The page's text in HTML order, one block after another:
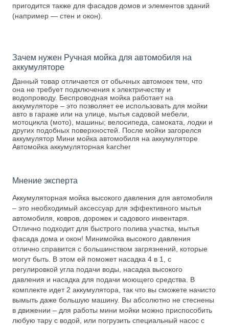
пригодится также для фасадов домов и элементов зданий
(например — стен и окон).
Зачем нужен Ручная мойка для автомобиля на
аккумуляторе
Данный товар отличается от обычных автомоек тем, что
она не требует подключения к электричеству и
водопроводу. Беспроводная мойка работает на
аккумуляторе – это позволяет ее использовать для мойки
авто в гараже или на улице, мытья садовой мебели,
мотоцикла (мото), машины; велосипеда, самоката, лодки и
других подобных поверхностей. После мойки загорелся
аккумулятор Мини мойка автомобиля на аккумуляторе
Автомойка аккумуляторная karcher
Мнение эксперта
Аккумуляторная мойка высокого давления для автомобиля
– это необходимый аксессуар для эффективного мытья
автомобиля, ковров, дорожек и садового инвентаря.
Отлично подходит для быстрого полива участка, мытья
фасада дома и окон! Минимойка высокого давления
отлично справится с большинством загрязнений, которые
могут быть. В этом ей поможет насадка 4 в 1, с
регулировкой угла подачи воды, насадка высокого
давления и насадка для подачи моющего средства. В
комплекте идет 2 аккумулятора, так что вы сможете начисто
вымыть даже большую машину. Вы абсолютно не стеснены
в движении – для работы мини мойки можно приспособить
любую тару с водой, или погрузить специальный насос с